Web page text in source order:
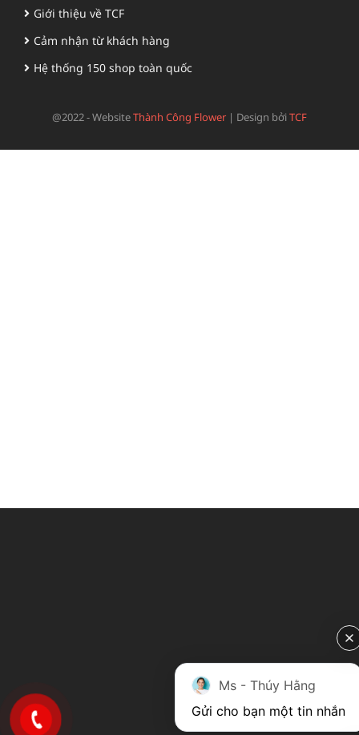
Giới thiệu về TCF
Cảm nhận từ khách hàng
Hệ thống 150 shop toàn quốc
@2022 - WebsiteThành Công Flower | Design bởiTCF
Ms - Thúy Hằng
Gửi cho bạn một tin nhắn